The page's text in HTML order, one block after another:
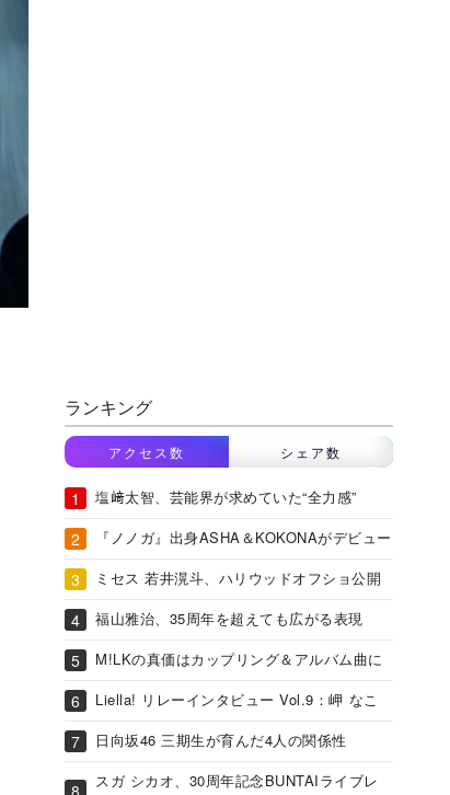
ランキング
アクセス数 シェア数
塩﨑太智、芸能界が求めていた“全力感”
『ノノガ』出身ASHA＆KOKONAがデビュー
ミセス 若井滉斗、ハリウッドオフショ公開
福山雅治、35周年を超えても広がる表現
M!LKの真価はカップリング＆アルバム曲に
Liella! リレーインタビュー Vol.9：岬 なこ
日向坂46 三期生が育んだ4人の関係性
スガ シカオ、30周年記念BUNTAIライブレ